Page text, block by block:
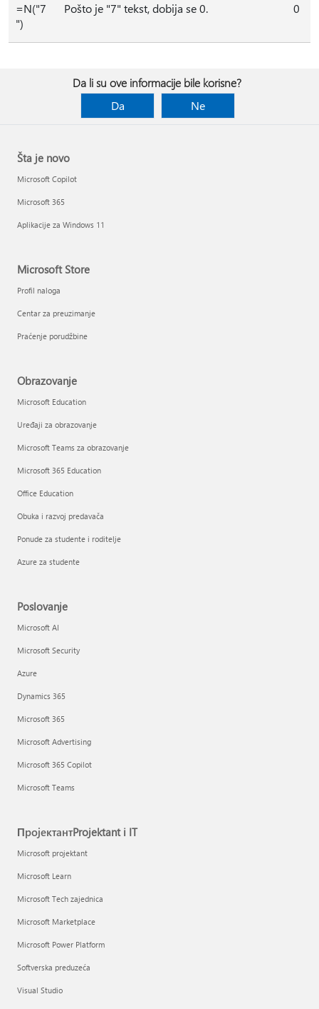
=N("7
")
Pošto je "7" tekst, dobija se 0. 0
Da li su ove informacije bile korisne?
Da
Ne
Šta je novo
Microsoft Copilot
Microsoft 365
Aplikacije za Windows 11
Microsoft Store
Profil naloga
Centar za preuzimanje
Praćenje porudžbine
Obrazovanje
Microsoft Education
Uređaji za obrazovanje
Microsoft Teams za obrazovanje
Microsoft 365 Education
Office Education
Obuka i razvoj predavača
Ponude za studente i roditelje
Azure za studente
Poslovanje
Microsoft AI
Microsoft Security
Azure
Dynamics 365
Microsoft 365
Microsoft Advertising
Microsoft 365 Copilot
Microsoft Teams
ПројектантProjektant i IT
Microsoft projektant
Microsoft Learn
Microsoft Tech zajednica
Microsoft Marketplace
Microsoft Power Platform
Softverska preduzeća
Visual Studio